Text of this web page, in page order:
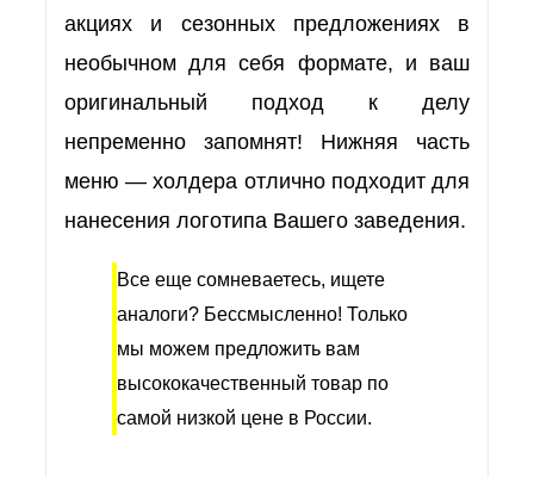
акциях и сезонных предложениях в
необычном для себя формате, и ваш
оригинальный подход к делу
непременно запомнят! Нижняя часть
меню — холдера отлично подходит для
нанесения логотипа Вашего заведения.
Все еще сомневаетесь, ищете
аналоги? Бессмысленно! Только
мы можем предложить вам
высококачественный товар по
самой низкой цене в России.